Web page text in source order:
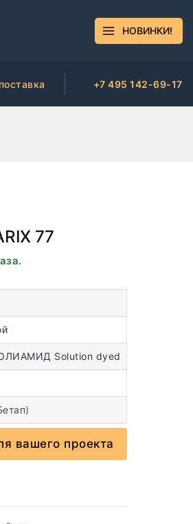
НОВИНКИ!
+7 495 142-69-17
77
Solution dyed
вашего проекта